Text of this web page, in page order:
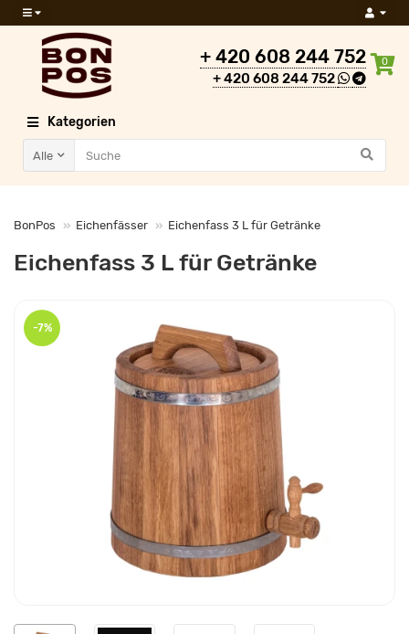
+ 420 608 244 752
+ 420 608 244 752
0
Kategorien
Alle
BonPos Eichenfässer Eichenfass 3 L für Getränke
Eichenfass 3 L für Getränke
-7%